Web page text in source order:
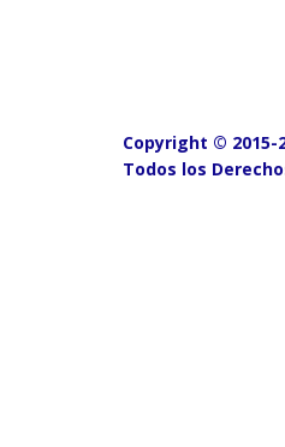
Copyright © 2015-
Todos los